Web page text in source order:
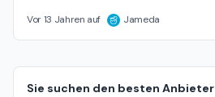
Vor 13 Jahren auf Jameda
Sie suchen den besten Anbieter